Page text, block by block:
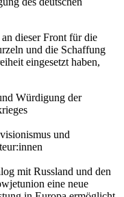
dieser Front für die
und die Schaffung
eingesetzt haben,
Würdigung der
und
mit Russland und den
eine neue